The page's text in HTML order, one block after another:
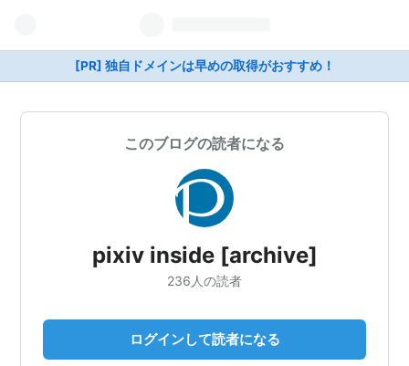
[PR] 独自ドメインは早めの取得がおすすめ！
このブログの読者になる
pixiv inside [archive]
236人の読者
ログインして読者になる